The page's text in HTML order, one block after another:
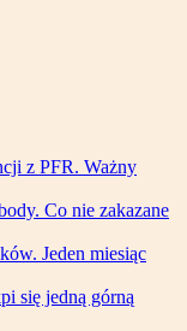
z PFR. Ważny
Co nie zakazane
Jeden miesiąc
się jedną górną